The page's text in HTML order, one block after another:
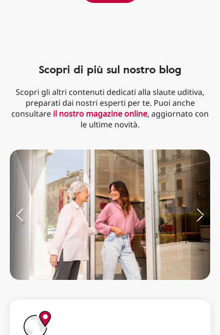
Scopri di più sul nostro blog
Scopri gli altri contenuti dedicati alla slaute uditiva,
preparati dai nostri esperti per te. Puoi anche
consultare il nostro magazine online, aggiornato con
le ultime novità.